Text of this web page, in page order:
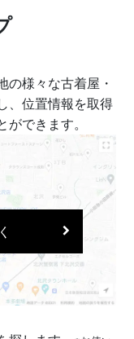
の様々な古着屋・
、位置情報を取得
できます。